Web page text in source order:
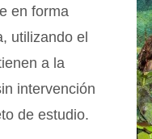
en forma
utilizando el
a la
intervención
de estudio.